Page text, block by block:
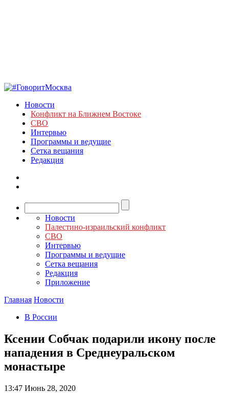
Новости
Конфликт на Ближнем Востоке
СВО
Интервью
Программы и ведущие
Сетка вещания
Редакция
Новости
Палестино-израильский конфликт
СВО
Интервью
Программы и ведущие
Сетка вещания
Редакция
Приложение
Главная Новости
В России
Ксении Собчак подарили икону после
нападения в Среднеуральском
монастыре
13:47 Июнь 28, 2020